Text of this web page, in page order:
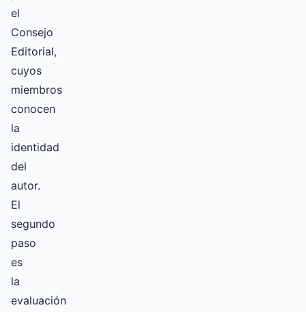
el
Consejo
Editorial,
cuyos
miembros
conocen
la
identidad
del
autor.
El
segundo
paso
es
la
evaluación